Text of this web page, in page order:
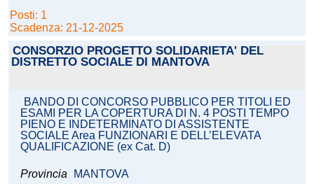
Posti: 1
Scadenza: 21-12-2025
CONSORZIO PROGETTO SOLIDARIETA' DEL
DISTRETTO SOCIALE DI MANTOVA
BANDO DI CONCORSO PUBBLICO PER TITOLI ED
ESAMI PER LA COPERTURA DI N. 4 POSTI TEMPO
PIENO E INDETERMINATO DI ASSISTENTE
SOCIALE Area FUNZIONARI E DELL’ELEVATA
QUALIFICAZIONE (ex Cat. D)
Provincia MANTOVA